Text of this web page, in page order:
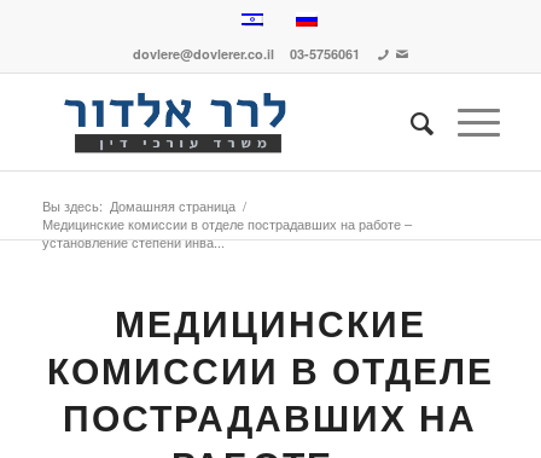
dovlere@dovlerer.co.il 03-5756061
Вы здесь: Домашняя страница /
Медицинские комиссии в отделе пострадавших на работе –
установление степени инва...
МЕДИЦИНСКИЕ
КОМИССИИ В ОТДЕЛЕ
ПОСТРАДАВШИХ НА